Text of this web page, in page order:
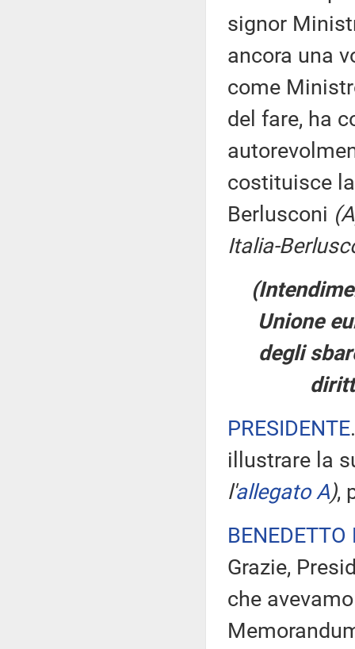
signor
ancora una
come
del fare, ha
costituisce
Berlusconi
Italia-
Unione
degli
PRESIDENTE
illustrare la
l'allegato A),
Grazie,
che